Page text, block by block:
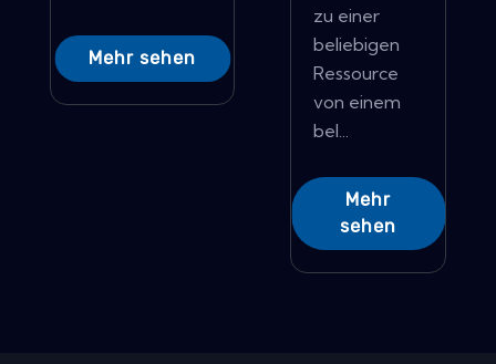
Mehr sehen
zu einer
beliebigen
Ressource
von einem
bel...
Mehr
sehen